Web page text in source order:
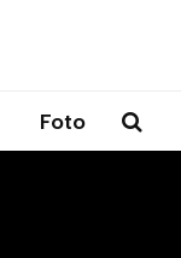
Foto